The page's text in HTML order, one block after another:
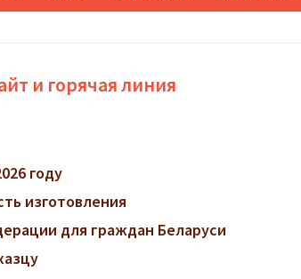
и горячая линия
году
изготовления
для граждан Беларуси